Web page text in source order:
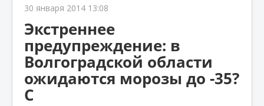
30 января 2014 13:08
Экстреннее
предупреждение: в
Волгоградской области
ожидаются морозы до -35?
С